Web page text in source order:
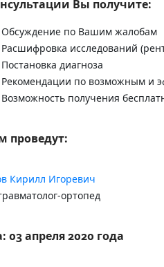
Вы получите:
Обсуждение по Вашим жалобам
Расшифровка исследований
Постановка диагноза
Рекомендации по возможным и
Возможность получения
проведут:
Кирилл Игоревич
ортопед
03 апреля 2020 года